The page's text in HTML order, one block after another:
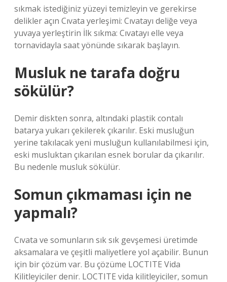
sıkmak istediğiniz yüzeyi temizleyin ve gerekirse
delikler açın Cıvata yerleşimi: Cıvatayı deliğe veya
yuvaya yerleştirin İlk sıkma: Cıvatayı elle veya
tornavidayla saat yönünde sıkarak başlayın.
Musluk ne tarafa doğru
sökülür?
Demir diskten sonra, altındaki plastik contalı
batarya yukarı çekilerek çıkarılır. Eski musluğun
yerine takılacak yeni musluğun kullanılabilmesi için,
eski musluktan çıkarılan esnek borular da çıkarılır.
Bu nedenle musluk sökülür.
Somun çıkmaması için ne
yapmalı?
Cıvata ve somunların sık sık gevşemesi üretimde
aksamalara ve çeşitli maliyetlere yol açabilir. Bunun
için bir çözüm var. Bu çözüme LOCTITE Vida
Kilitleyiciler denir. LOCTITE vida kilitleyiciler, somun